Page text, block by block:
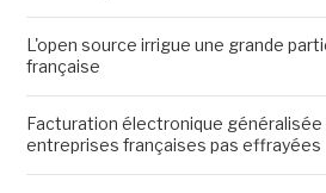
L'open source irrigue une grande
française
Facturation électronique généralisée
entreprises françaises pas effrayées